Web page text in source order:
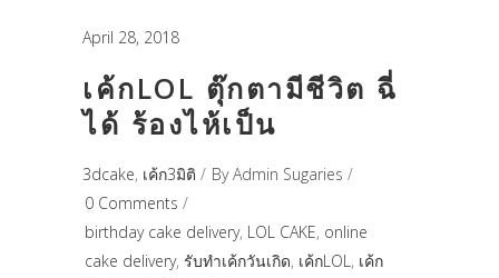
April 28, 2018
เค้กLOL ตุ๊กตามีชีวิต ฉี่
ได้ ร้องไห้เป็น
3dcake, เค้ก3มิติ ByAdmin Sugaries
0 Comments
birthday cake delivery, LOL CAKE, online
cake delivery, รับทำเค้กวันเกิด, เค้กLOL, เค้ก